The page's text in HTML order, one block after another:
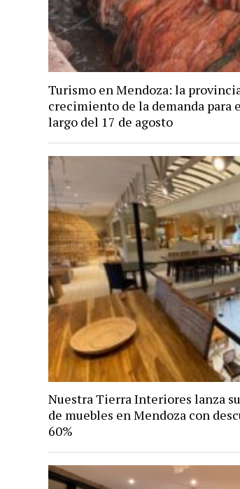
Turismo en Mendoza: la
crecimiento de la demanda para
largo del 17 de agosto
Nuestra Tierra Interiores lanza
de muebles en Mendoza con
60%